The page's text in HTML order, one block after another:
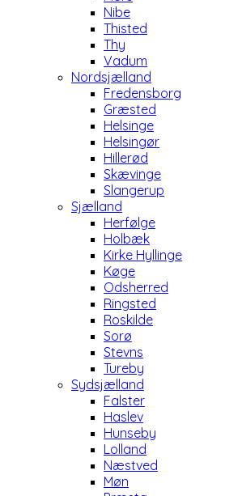
Nibe
Thisted
Thy
Vadum
Nordsjælland
Fredensborg
Græsted
Helsinge
Helsingør
Hillerød
Skævinge
Slangerup
Sjælland
Herfølge
Holbæk
Kirke Hyllinge
Køge
Odsherred
Ringsted
Roskilde
Sorø
Stevns
Tureby
Sydsjælland
Falster
Haslev
Hunseby
Lolland
Næstved
Møn